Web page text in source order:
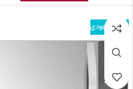
اتمام موجودی